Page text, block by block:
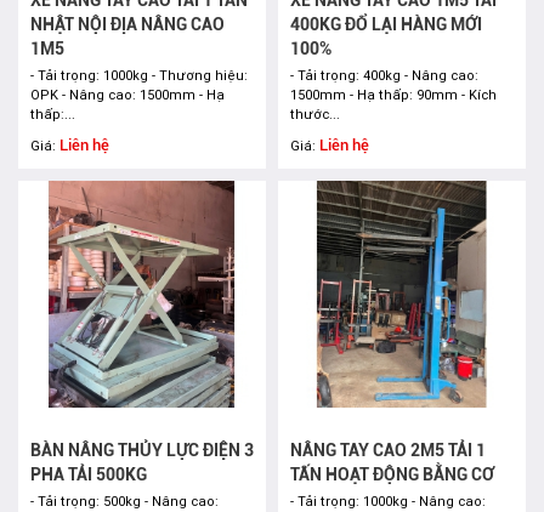
NHẬT NỘI ĐỊA NÂNG CAO
1M5
- Tải trọng: 1000kg - Thương hiệu:
OPK - Nâng cao: 1500mm - Hạ
thấp:...
Giá: Liên hệ
400KG ĐỔ LẠI HÀNG MỚI
100%
- Tải trọng: 400kg - Nâng cao:
1500mm - Hạ thấp: 90mm - Kích
thước...
Giá: Liên hệ
BÀN NÂNG THỦY LỰC ĐIỆN 3
PHA TẢI 500KG
- Tải trọng: 500kg - Nâng cao:
NÂNG TAY CAO 2M5 TẢI 1
TẤN HOẠT ĐỘNG BẰNG CƠ
- Tải trọng: 1000kg - Nâng cao: